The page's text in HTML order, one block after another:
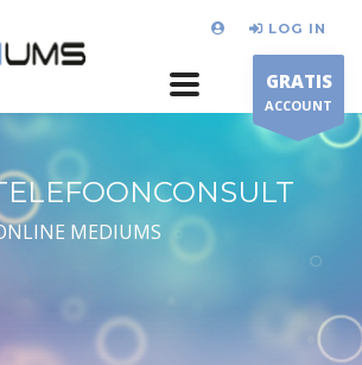
LOG IN
GRATIS
ACCOUNT
MEDIUMS